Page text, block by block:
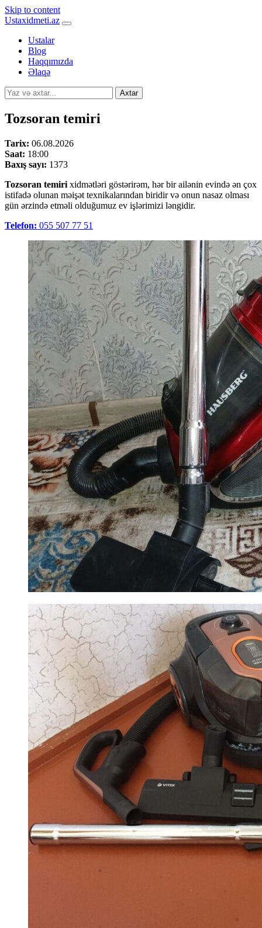
Skip to content
Ustaxidmeti.az
Ustalar
Blog
Haqqımızda
Əlaqə
Axtar
Tozsoran temiri
Tarix: 06.08.2026
Saat: 18:00
Baxış sayı: 1373
Tozsoran temiri xidmətləri göstərirəm, hər bir ailənin evində ən çox
istifadə olunan məişət texnikalarından biridir və onun nasaz olması
gün ərzində etməli olduğumuz ev işlərimizi ləngidir.
Telefon: 055 507 77 51